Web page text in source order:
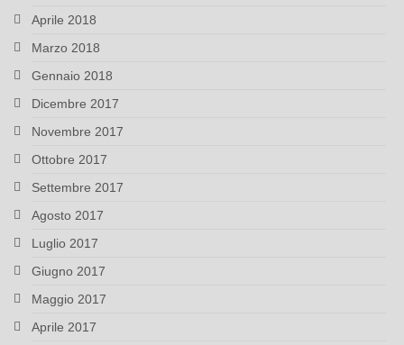
Aprile 2018
Marzo 2018
Gennaio 2018
Dicembre 2017
Novembre 2017
Ottobre 2017
Settembre 2017
Agosto 2017
Luglio 2017
Giugno 2017
Maggio 2017
Aprile 2017